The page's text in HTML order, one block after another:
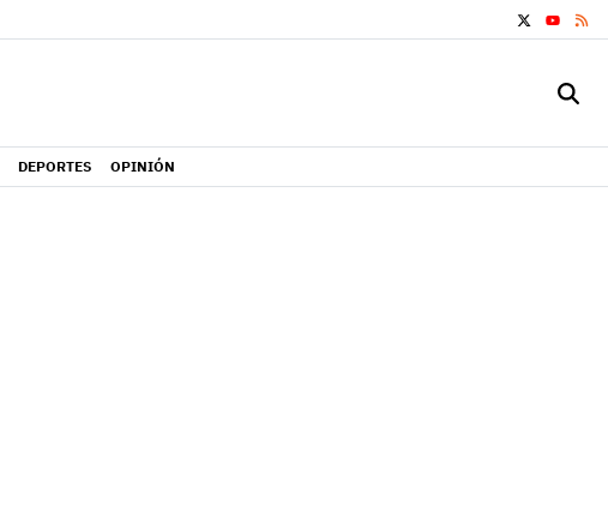
YOUTUBE
DEPORTES OPINIÓN